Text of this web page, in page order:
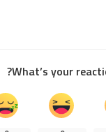
What’s your